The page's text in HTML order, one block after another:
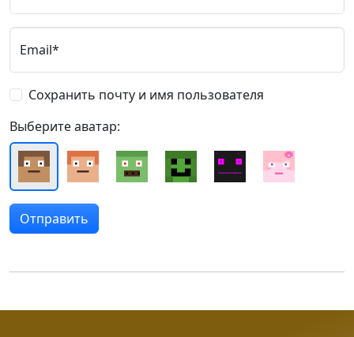
Email*
Сохранить почту и имя пользователя
Выберите аватар: